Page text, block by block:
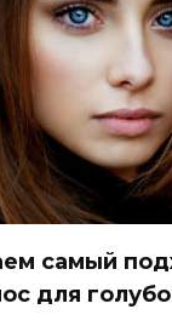
самый
для